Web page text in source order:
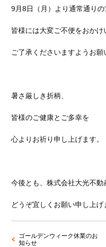
9月8日（月）より通常通りの
皆様には大変ご不便をおかけ
ご了承くださいますようお願
暑さ厳しき折柄、
皆様のご健康とご多幸を
心よりお祈り申し上げます。
今後とも、株式会社大光不動
どうぞ宜しくお願い申し上げ
ゴールデンウィーク休業のお
知らせ